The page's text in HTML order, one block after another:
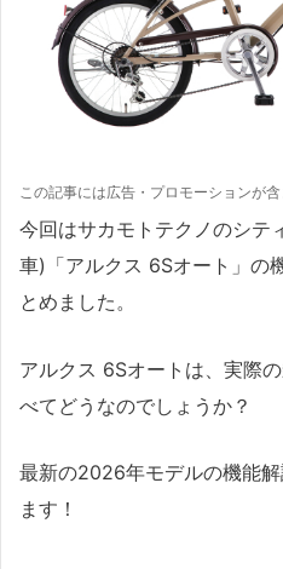
この記事には広告・プロモーションが含
今回はサカモトテクノのシテ
車)「アルクス 6Sオート」の
とめました。
アルクス 6Sオートは、実際
べてどうなのでしょうか？
最新の2026年モデルの機能
ます！